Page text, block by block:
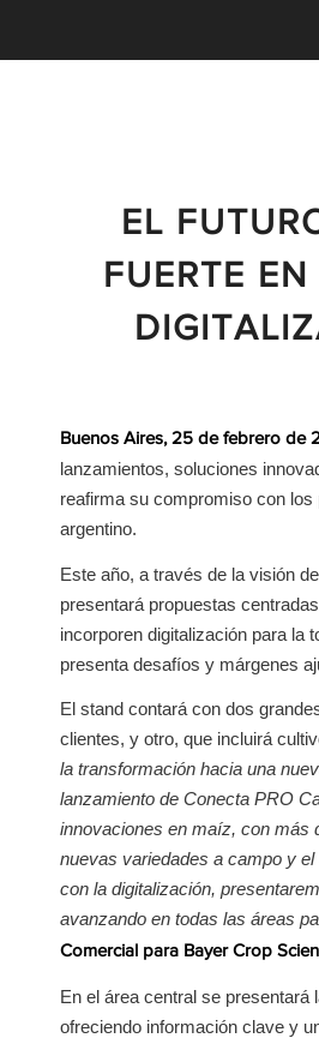
EL
FUERTE
Buenos Aires, 25 de febrero de
lanzamientos, soluciones
reafirma su compromiso con
argentino.
Este año, a través de la visión
presentará propuestas
incorporen digitalización para la
presenta desafíos y márgenes
El stand contará con dos
clientes, y otro, que incluirá
la transformación hacia una
lanzamiento de Conecta PRO
innovaciones en maíz, con más
nuevas variedades a campo y
con la digitalización,
avanzando en todas las áreas
Comercial para Bayer Crop
En el área central se presentará
ofreciendo información clave y